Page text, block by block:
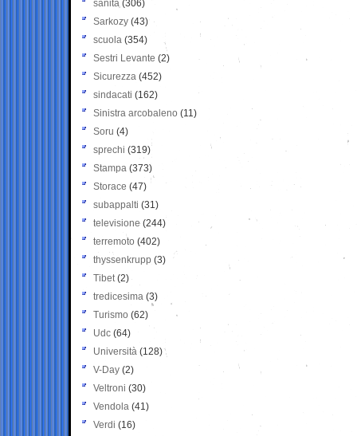
sanità (306)
Sarkozy (43)
scuola (354)
Sestri Levante (2)
Sicurezza (452)
sindacati (162)
Sinistra arcobaleno (11)
Soru (4)
sprechi (319)
Stampa (373)
Storace (47)
subappalti (31)
televisione(244)
terremoto (402)
thyssenkrupp (3)
Tibet(2)
tredicesima (3)
Turismo (62)
Udc (64)
Università (128)
V-Day (2)
Veltroni (30)
Vendola (41)
Verdi (16)